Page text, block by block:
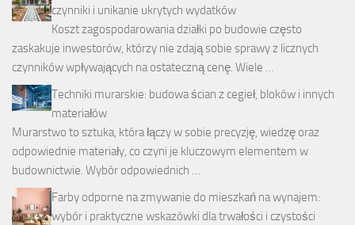
czynniki i unikanie ukrytych wydatków
Koszt zagospodarowania działki po budowie często
zaskakuje inwestorów, którzy nie zdają sobie sprawy z licznych
czynników wpływających na ostateczną cenę. Wiele …
Techniki murarskie: budowa ścian z cegieł, bloków i innych
materiałów
Murarstwo to sztuka, która łączy w sobie precyzję, wiedzę oraz
odpowiednie materiały, co czyni je kluczowym elementem w
budownictwie. Wybór odpowiednich …
Farby odporne na zmywanie do mieszkań na wynajem:
wybór i praktyczne wskazówki dla trwałości i czystości